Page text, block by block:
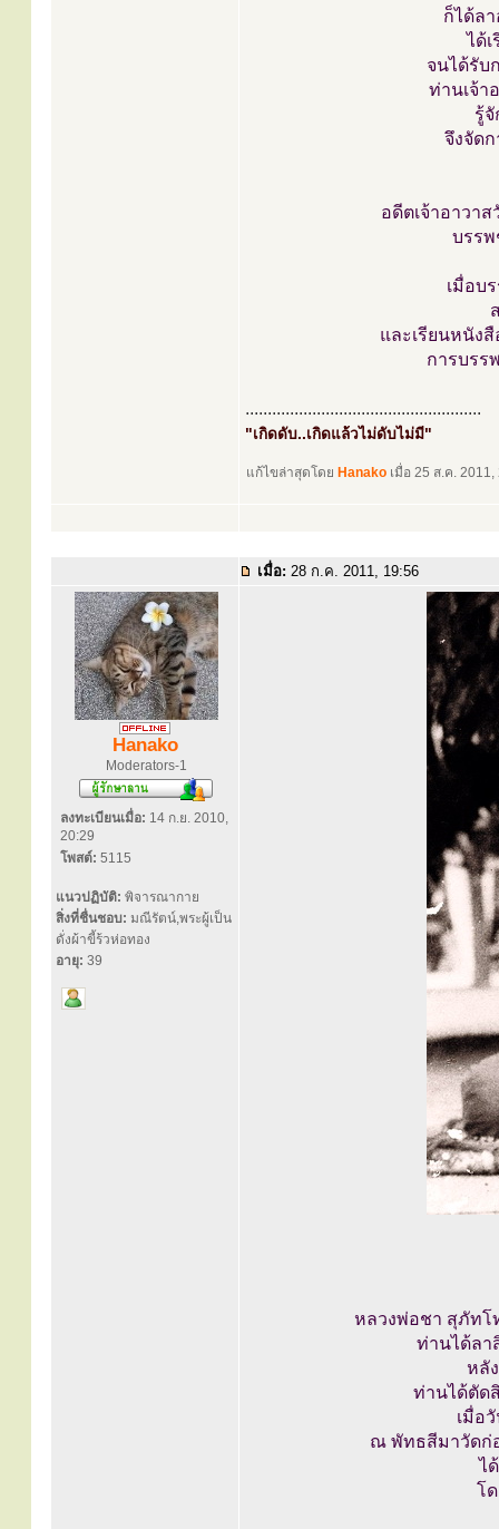
ก็ได้ล
ได้
จนได้รับ
ท่านเจ้า
รู้
จึงจัด
อดีตเจ้าอาวา
บรร
เมื่อบ
และเรียนหนัง
การบรร
.....................................................
"เกิดดับ..เกิดแล้วไม่ดับไม่มี"
แก้ไขล่าสุดโดย Hanako เมื่อ 25 ส.ค.
เมื่อ: 28 ก.ค. 2011, 19:56
Hanako
Moderators-1
ลงทะเบียนเมื่อ: 14 ก.ย. 2010,
20:29
โพสต์: 5115
แนวปฏิบัติ: พิจารณากาย
สิ่งที่ชื่นชอบ: มณีรัตน์,พระผู้เป็น
ดั่งผ้าขี้ร้วห่อทอง
อายุ: 39
หลวงพ่อชา สุภัทโ
ท่านได้ลา
หลั
ท่านได้ตัด
เมื่อ
ณ พัทธสีมาวัดก่
ไ
โ